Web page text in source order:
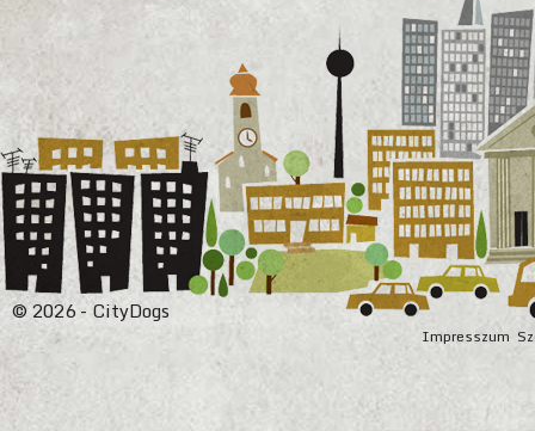
Impresszum
© 2026 - CityDogs